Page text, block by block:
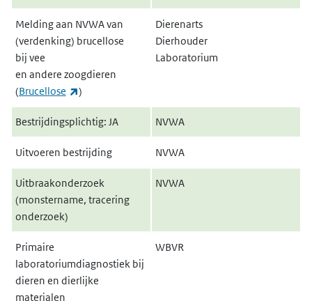
Melding aan NVWA van
(verdenking) brucellose
bij vee
en andere zoogdieren
(Brucellose (externe link)
)
Dierenarts
Dierhouder
Laboratorium
Bestrijdingsplichtig: JA NVWA
Uitvoeren bestrijding NVWA
Uitbraakonderzoek
(monstername, tracering
onderzoek)
NVWA
Primaire
laboratoriumdiagnostiek bij
dieren en dierlijke
materialen
WBVR